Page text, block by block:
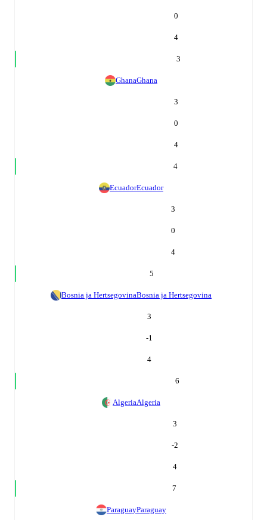
0
4
3
GhanaGhana
3
0
4
4
EcuadorEcuador
3
0
4
5
Bosnia ja HertsegovinaBosnia ja Hertsegovina
3
-1
4
6
AlgeriaAlgeria
3
-2
4
7
ParaguayParaguay